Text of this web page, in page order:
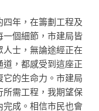
年，在籌劃工程及
個細節，市建局皆
士，無論途經正在
，都感受到這座正
的生命力。市建局
需工程，我期望保
成。相信市民也會